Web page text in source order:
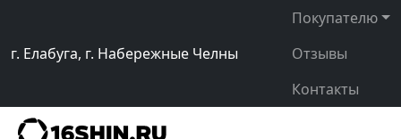
г. Елабуга, г. Набережные Челны
Покупателю
Отзывы
Контакты